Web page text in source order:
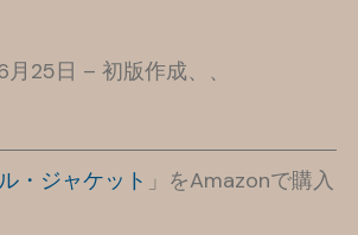
25日 – 初版作成、、
・ジャケット 」をAmazonで購入